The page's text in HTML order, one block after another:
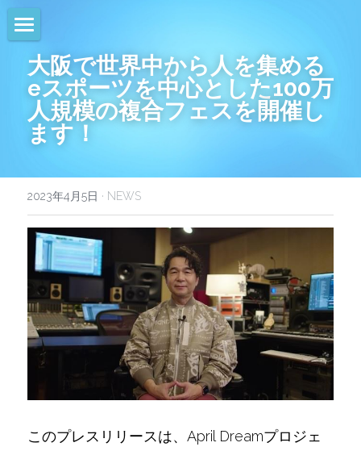
HOME
NEWS
EVENTS
COMMUNITY
COMPANY
SHOP
大阪で世界中から人を集める
eスポーツを中心とした100万
人規模の複合フェスを開催し
ます！
2023年4月5日 · NEWS
このプレスリリースは、April Dreamプロジェ